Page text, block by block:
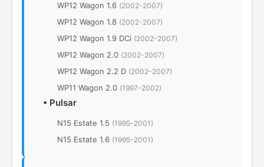
WP12 Wagon 1.6 (2002-2007)
WP12 Wagon 1.8 (2002-2007)
WP12 Wagon 1.9 DCi (2002-2007)
WP12 Wagon 2.0 (2002-2007)
WP12 Wagon 2.2 D (2002-2007)
WP11 Wagon 2.0 (1997-2002)
• Pulsar
N15 Estate 1.5 (1995-2001)
N15 Estate 1.6 (1995-2001)